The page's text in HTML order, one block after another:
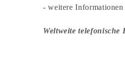
- weitere
Weltweite telefonische